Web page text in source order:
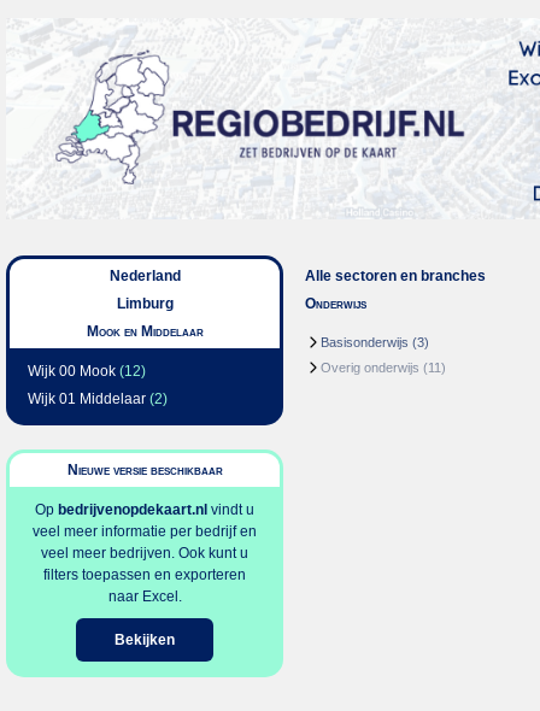
Nederland
Limburg
Mook en Middelaar
Wijk 00 Mook (12)
Wijk 01 Middelaar (2)
Nieuwe versie beschikbaar
Op bedrijvenopdekaart.nl vindt u
veel meer informatie per bedrijf en
veel meer bedrijven. Ook kunt u
filters toepassen en exporteren
naar Excel.
Bekijken
Alle sectoren en branches
Onderwijs
Basisonderwijs (3)
Overig onderwijs (11)